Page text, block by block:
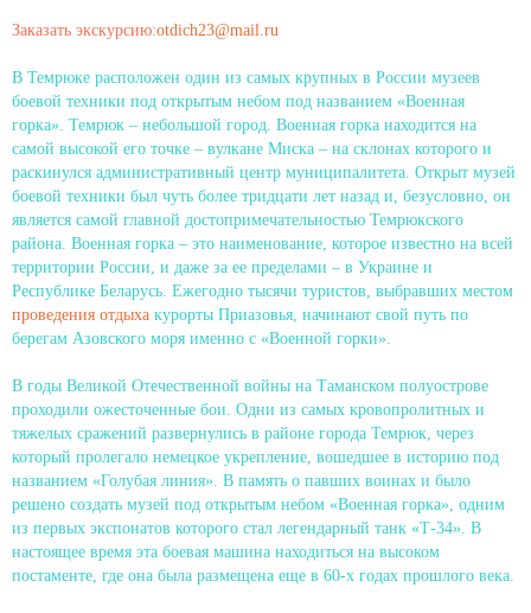
Заказать экскурсию:otdich23@mail.ru
В Темрюке расположен один из самых крупных в России музеев
боевой техники под открытым небом под названием «Военная
горка». Темрюк – небольшой город. Военная горка находится на
самой высокой его точке – вулкане Миска – на склонах которого и
раскинулся административный центр муниципалитета. Открыт музей
боевой техники был чуть более тридцати лет назад и, безусловно, он
является самой главной достопримечательностью Темрюкского
района. Военная горка – это наименование, которое известно на всей
территории России, и даже за ее пределами – в Украине и
Республике Беларусь. Ежегодно тысячи туристов, выбравших местом
проведения отдыха курорты Приазовья, начинают свой путь по
берегам Азовского моря именно с «Военной горки».
В годы Великой Отечественной войны на Таманском полуострове
проходили ожесточенные бои. Одни из самых кровопролитных и
тяжелых сражений развернулись в районе города Темрюк, через
который пролегало немецкое укрепление, вошедшее в историю под
названием «Голубая линия». В память о павших воинах и было
решено создать музей под открытым небом «Военная горка», одним
из первых экспонатов которого стал легендарный танк «Т-34». В
настоящее время эта боевая машина находиться на высоком
постаменте, где она была размещена еще в 60-х годах прошлого века.